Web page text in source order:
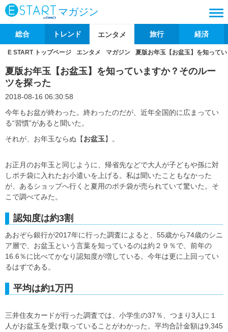
マガジン
総合 トレンド エンタメ 旅行 経済
E START トップページ エンタメ マガジン 夏版お年玉【お盆玉】を知って
夏版お年玉【お盆玉】を知っていますか？そのルー
ツを探った
2018-08-16 06:30:58
今年もお盆が終わった。終わったのだが、近年全国的に広まってい
る“習慣”があると聞いた。
それが、お年玉ならぬ【お盆玉】。
お正月のお年玉と同じように、帰省先などで大人が子どもや孫に対
しポチ袋に入れたお小遣いを上げる。私は聞いたこともなかった
が、あるショップへ行くと夏用のポチ袋が売られていて驚いた。そ
こで調べてみた。
認知度は約3割
あおぞら銀行が2017年に行った調査によると、55歳から74歳のシニ
ア層で、お盆玉という言葉を知っているのは約２９％で、前年の
16.6％に比べてかなり認知度が増している。今年は更に上回ってい
るはずである。
平均は約1万円
三井住友カードが行った調査では、小学生の37％、つまり3人に１
人がお盆玉を受け取っていることがわかった。平均合計金額は9,345